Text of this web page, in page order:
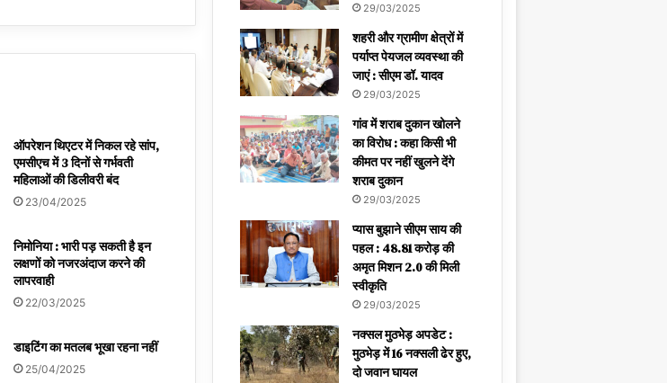
ऑपरेशन थिएटर में निकल रहे सांप,
एमसीएच में 3 दिनों से गर्भवती
महिलाओं की डिलीवरी बंद
23/04/2025
निमोनिया : भारी पड़ सकती है इन
लक्षणों को नजरअंदाज करने की
लापरवाही
22/03/2025
डाइटिंग का मतलब भूखा रहना नहीं
25/04/2025
29/03/2025
शहरी और ग्रामीण क्षेत्रों में
पर्याप्त पेयजल व्यवस्था की
जाएं : सीएम डॉ. यादव
29/03/2025
गांव में शराब दुकान खोलने
का विरोध : कहा किसी भी
कीमत पर नहीं खुलने देंगे
शराब दुकान
29/03/2025
प्यास बुझाने सीएम साय की
पहल : 48.81 करोड़ की
अमृत मिशन 2.0 की मिली
स्वीकृति
29/03/2025
नक्सल मुठभेड़ अपडेट :
मुठभेड़ में 16 नक्सली ढेर हुए,
दो जवान घायल